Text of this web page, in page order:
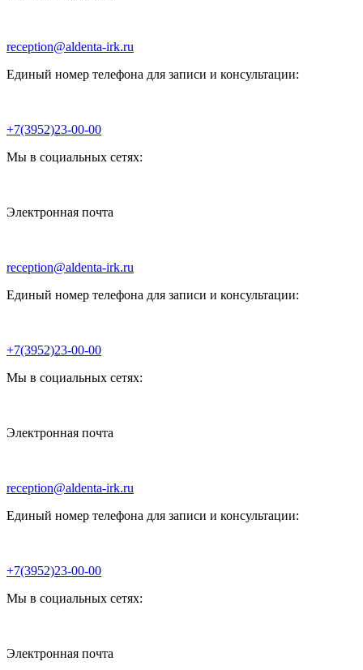
reception@aldenta-irk.ru
Единый номер телефона для записи и консультации:
+7(3952)23-00-00
Мы в социальных сетях:
Электронная почта
reception@aldenta-irk.ru
Единый номер телефона для записи и консультации:
+7(3952)23-00-00
Мы в социальных сетях:
Электронная почта
reception@aldenta-irk.ru
Единый номер телефона для записи и консультации:
+7(3952)23-00-00
Мы в социальных сетях:
Электронная почта